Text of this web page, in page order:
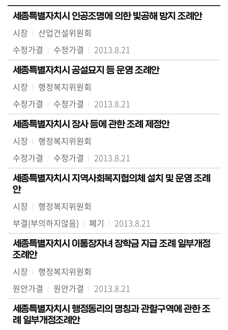
내
세종특별자치시 인공조명에 의한 빛공해 방지 조례안
시장
산업건설위원회
수정가결
수정가결 2013.8.21
세종특별자치시 공설묘지 등 운영 조례안
시장
행정복지위원회
수정가결
수정가결 2013.8.21
세종특별자치시 장사 등에 관한 조례 제정안
시장
행정복지위원회
수정가결
수정가결 2013.8.21
세종특별자치시 지역사회복지협의체 설치 및 운영 조례
안
시장
행정복지위원회
부결(부의하지않음)
폐기 2013.8.21
세종특별자치시 이통장자녀 장학금 지급 조례 일부개정
조례안
시장
행정복지위원회
원안가결
원안가결 2013.8.21
세종특별자치시 행정동리의 명칭과 관할구역에 관한 조
례 일부개정조례안